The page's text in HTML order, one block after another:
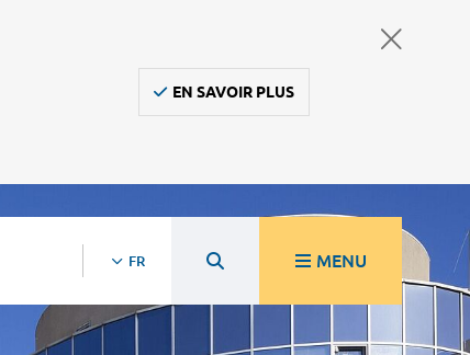
EN SAVOIR PLUS
FR MENU